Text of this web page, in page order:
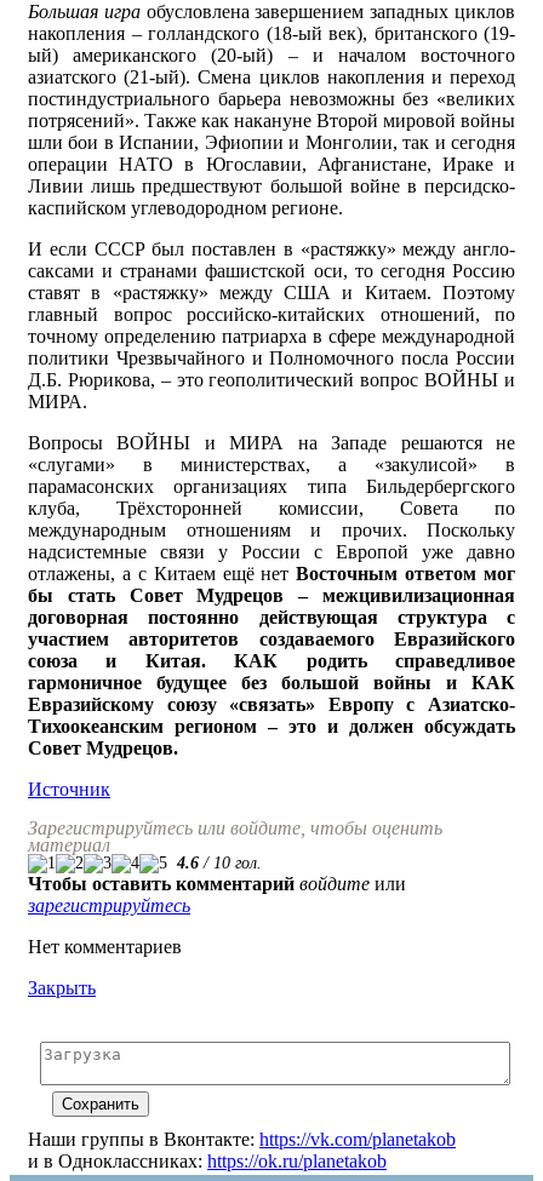
Большая игра обусловлена завершением западных циклов
накопления – голландского (18-ый век), британского (19-
ый) американского (20-ый) – и началом восточного
азиатского (21-ый). Смена циклов накопления и переход
постиндустриального барьера невозможны без «великих
потрясений». Также как накануне Второй мировой войны
шли бои в Испании, Эфиопии и Монголии, так и сегодня
операции НАТО в Югославии, Афганистане, Ираке и
Ливии лишь предшествуют большой войне в персидско-
каспийском углеводородном регионе.
И если СССР был поставлен в «растяжку» между англо-
саксами и странами фашистской оси, то сегодня Россию
ставят в «растяжку» между США и Китаем. Поэтому
главный вопрос российско-китайских отношений, по
точному определению патриарха в сфере международной
политики Чрезвычайного и Полномочного посла России
Д.Б. Рюрикова, – это геополитический вопрос ВОЙНЫ и
МИРА.
Вопросы ВОЙНЫ и МИРА на Западе решаются не
«слугами» в министерствах, а «закулисой» в
парамасонских организациях типа Бильдербергского
клуба, Трёхсторонней комиссии, Совета по
международным отношениям и прочих. Поскольку
надсистемные связи у России с Европой уже давно
отлажены, а с Китаем ещё нетВосточным ответом мог
бы стать
Совет Мудрецов – межцивилизационная
договорная постоянно действующая структура с
участием авторитетов создаваемого Евразийского
союза и Китая. КАК родить справедливое
гармоничное будущее без большой войны и КАК
Евразийскому союзу «связать» Европу с Азиатско-
Тихоокеанским регионом – это и должен обсуждать
Совет Мудрецов.
Источник
Зарегистрируйтесь или войдите, чтобы оценить
материал
4.6 / 10 гол.
Чтобы оставить комментарий войдите или
зарегистрируйтесь
Нет комментариев
Закрыть
Наши группы в Вконтакте: https://vk.com/planetakob
и в Одноклассниках: https://ok.ru/planetakob